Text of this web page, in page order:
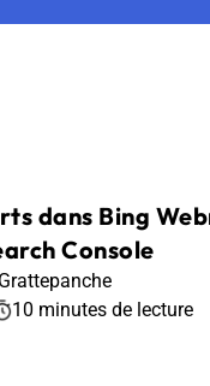
dans Bing
Console
10 minutes de lecture